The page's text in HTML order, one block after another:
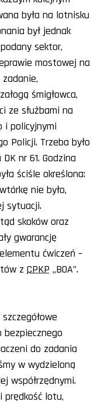
była na lotnisku
był jednak
sektor,
mostowej na
śmigłowca,
ze służbami na
i policyjnymi
Policji. Trzeba było
nr 61. Godzina
ściśle określona:
nie było,
sytuacji.
skoków oraz
gwarancję
ćwiczeń –
z CPKP „BOA”.
do zadania
w wydzieloną
współrzędnymi.
prędkość lotu,